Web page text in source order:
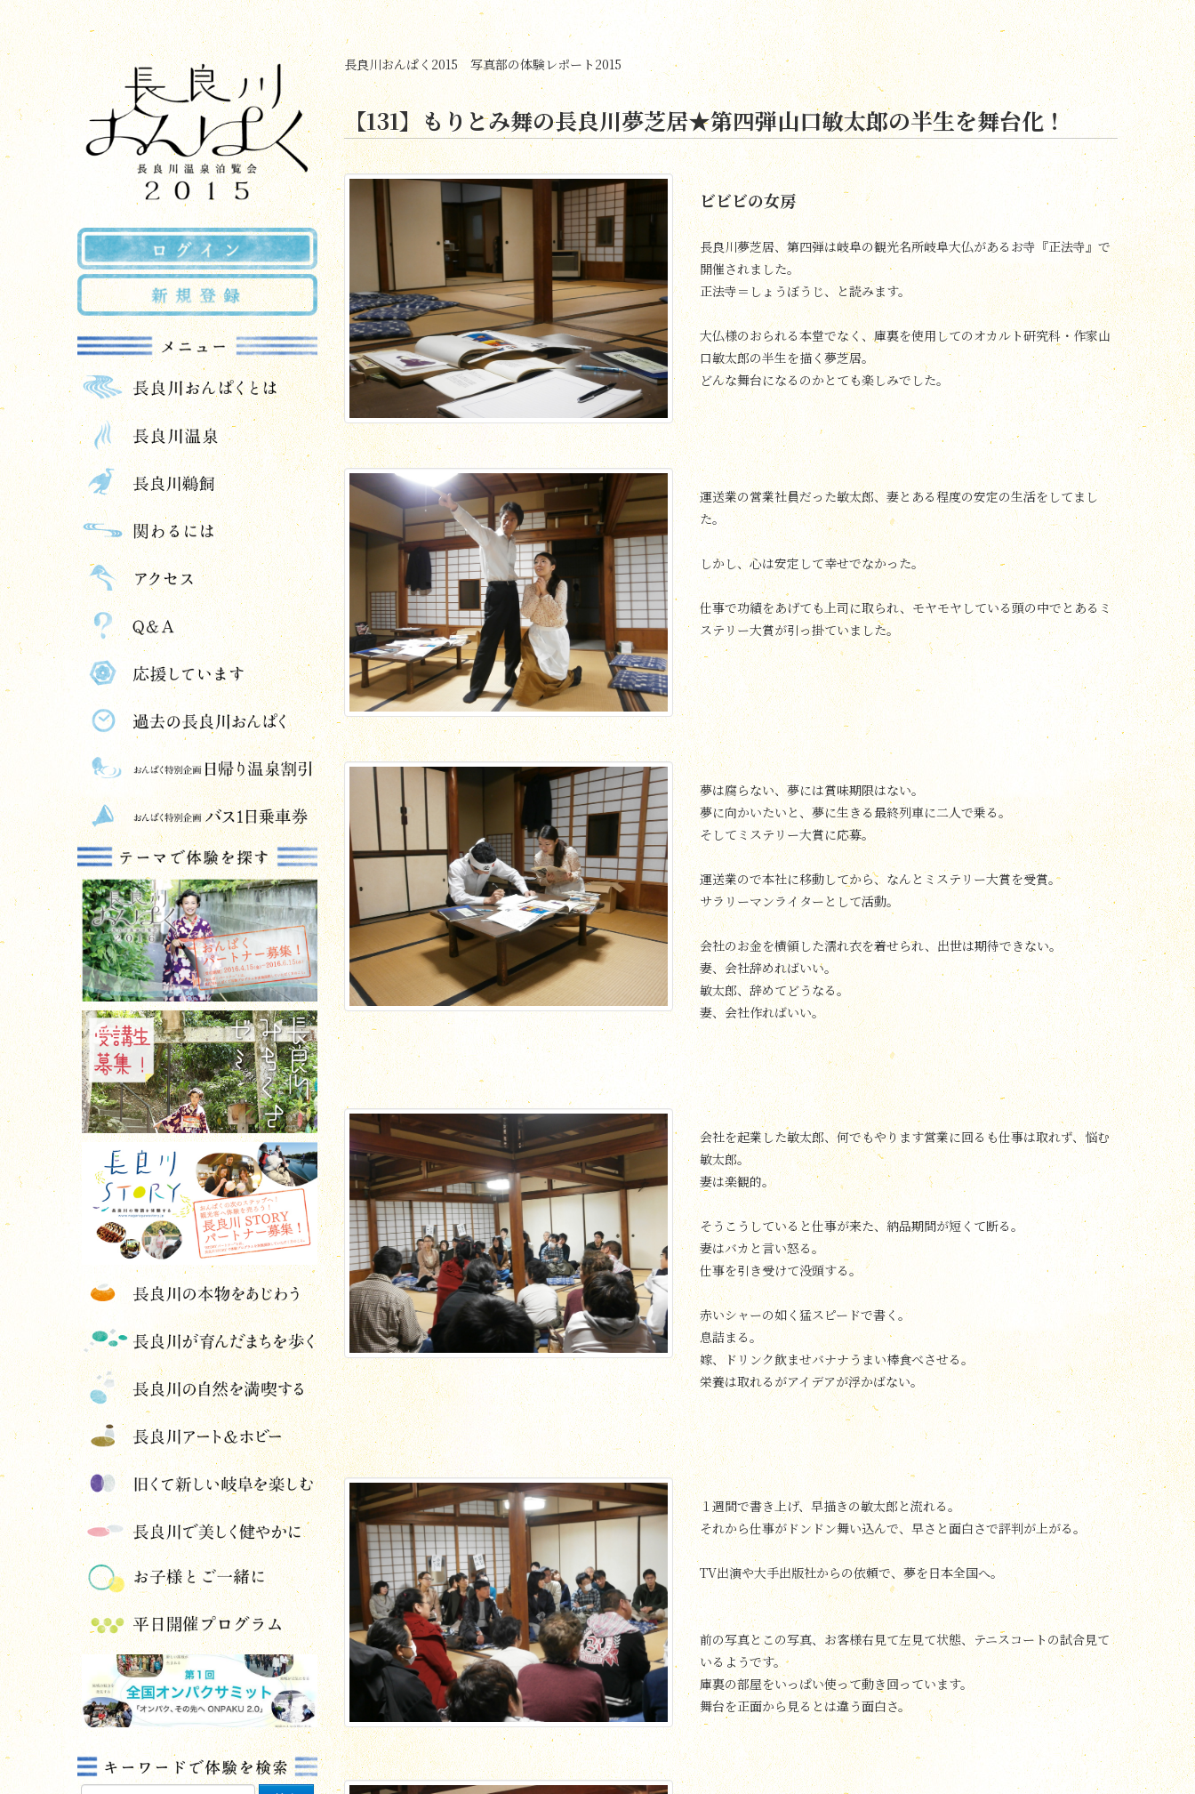
長良川おんぱく2015 写真部の体験レポート2015
【131】もりとみ舞の長良川夢芝居★第四弾山口敏太郎の半生を舞台化！
ビビビの女房
長良川夢芝居、第四弾は岐阜の観光名所岐阜大仏があるお寺『正法寺』で
開催されました。
正法寺＝しょうぼうじ、と読みます。
大仏様のおられる本堂でなく、庫裏を使用してのオカルト研究科・作家山
口敏太郎の半生を描く夢芝居。
どんな舞台になるのかとても楽しみでした。
運送業の営業社員だった敏太郎、妻とある程度の安定の生活をしてまし
た。
しかし、心は安定して幸せでなかった。
仕事で功績をあげても上司に取られ、モヤモヤしている頭の中でとあるミ
ステリー大賞が引っ掛ていました。
夢は腐らない、夢には賞味期限はない。
夢に向かいたいと、夢に生きる最終列車に二人で乗る。
そしてミステリー大賞に応募。
運送業ので本社に移動してから、なんとミステリー大賞を受賞。
サラリーマンライターとして活動。
会社のお金を横領した濡れ衣を着せられ、出世は期待できない。
妻、会社辞めればいい。
敏太郎、辞めてどうなる。
妻、会社作ればいい。
会社を起業した敏太郎、何でもやります営業に回るも仕事は取れず、悩む
敏太郎。
妻は楽観的。
そうこうしていると仕事が来た、納品期間が短くて断る。
妻はバカと言い怒る。
仕事を引き受けて没頭する。
赤いシャーの如く猛スピードで書く。
息詰まる。
嫁、ドリンク飲ませバナナうまい棒食べさせる。
栄養は取れるがアイデアが浮かばない。
１週間で書き上げ、早描きの敏太郎と流れる。
それから仕事がドンドン舞い込んで、早さと面白さで評判が上がる。
TV出演や大手出版社からの依頼で、夢を日本全国へ。
前の写真とこの写真、お客様右見て左見て状態、テニスコートの試合見て
いるようです。
庫裏の部屋をいっぱい使って動き回っています。
舞台を正面から見るとは違う面白さ。